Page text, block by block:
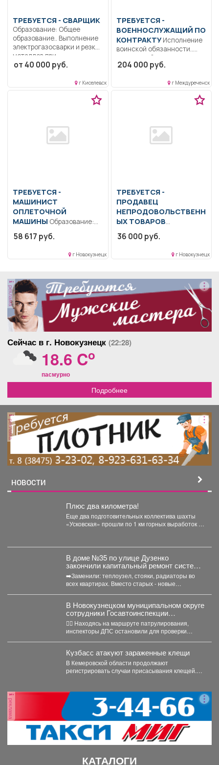
ТРЕБУЕТСЯ - СВАРЩИК
Образование: Общее
образование.. Выполнение
электрогазосварки и резки
металлов при...
от 40 000 руб.
г Киселевск
ТРЕБУЕТСЯ -
ВОЕННОСЛУЖАЩИЙ ПО
КОНТРАКТУИсполнение
воинской обязанности..
Полный рабочий день..
204 000 руб.
г Междуреченск
ТРЕБУЕТСЯ -
МАШИНИСТ
ОПЛЕТОЧНОЙ
МАШИНЫ
профессиональное
производственном цехе;
58 617 руб.
г Новокузнецк
ТРЕБУЕТСЯ -
ПРОДАВЕЦ
НЕПРОДОВОЛЬСТВЕНН
ЫХ ТОВАРОВ
профессиональное
с кассой. Знание
36 000 руб.
г Новокузнецк
реклама
Сейчас в г. Новокузнецк (22:28)
18.6 Co
пасмурно
Подробнее
реклама
НОВОСТИ
Плюс два километра!
Еще два подготовительных коллектива шахты
«Усковская» прошли по 1 км горных выработок с
В доме №35 по улице Дузенко
закончили капитальный ремонт системы
отопления.
➡️Заменили: теплоузел, стояки, радиаторы во
всех квартирах. Вместо старых - новые
В Новокузнецком муниципальном округе
сотрудники Госавтоинспекции
задержали нетрезвого водителя,
повторно севшего за руль в состоянии
опьянения
👮‍♂ Находясь на маршруте патрулирования,
инспекторы ДПС остановили для проверки
Кузбасс атакуют зараженные клещи
В Кемеровской области продолжают
регистрировать случаи присасывания клещей.
реклама
КАТАЛОГИ